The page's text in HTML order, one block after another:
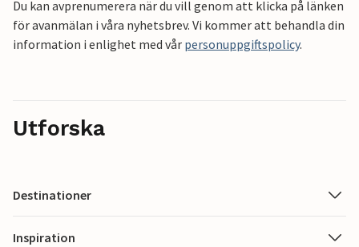
Du kan avprenumerera när du vill genom att klicka på länken
för avanmälan i våra nyhetsbrev. Vi kommer att behandla din
information i enlighet med vår personuppgiftspolicy.
Utforska
Destinationer
Inspiration